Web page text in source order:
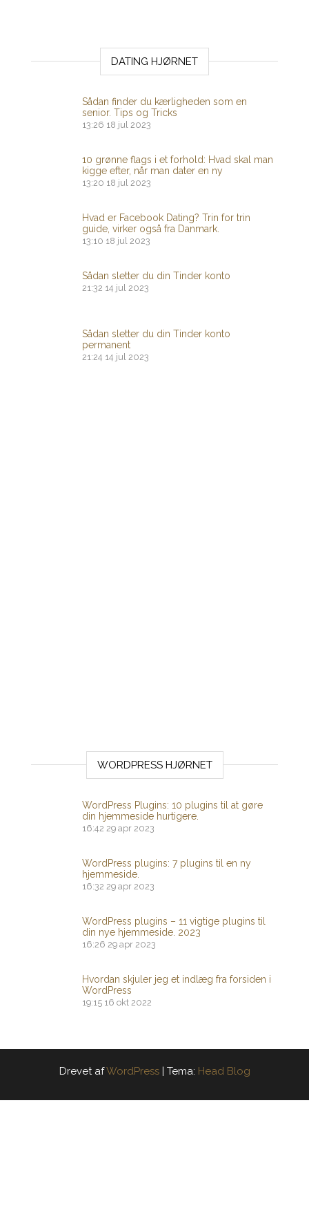
DATING HJØRNET
Sådan finder du kærligheden som en
senior. Tips og Tricks
13:26 18 jul 2023
10 grønne flags i et forhold: Hvad skal man
kigge efter, når man dater en ny
13:20 18 jul 2023
Hvad er Facebook Dating? Trin for trin
guide, virker også fra Danmark.
13:10 18 jul 2023
Sådan sletter du din Tinder konto
21:32 14 jul 2023
Sådan sletter du din Tinder konto
permanent
21:24 14 jul 2023
WORDPRESS HJØRNET
WordPress Plugins: 10 plugins til at gøre
din hjemmeside hurtigere.
16:42 29 apr 2023
WordPress plugins: 7 plugins til en ny
hjemmeside.
16:32 29 apr 2023
WordPress plugins – 11 vigtige plugins til
din nye hjemmeside. 2023
16:26 29 apr 2023
Hvordan skjuler jeg et indlæg fra forsiden i
WordPress
19:15 16 okt 2022
Drevet afWordPress | Tema: Head Blog